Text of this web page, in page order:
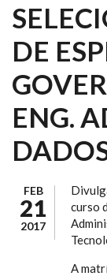
DE
ENG.
FEB
21
2017
curso
A